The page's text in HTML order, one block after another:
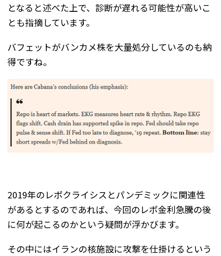
となると述べた上で、診断が遅れる可能性が高いこ
とも指摘しています。
バフェットがバンカメ株を大量処分しているのも納
得ですね。
2019年のレポクライシスとパンデミックに関連性
があるとするのであれば、今回のレポ金利急騰の後
に何が起こるのかという疑問が浮かびます。
その中にはイランの核施設に攻撃を仕掛けるという